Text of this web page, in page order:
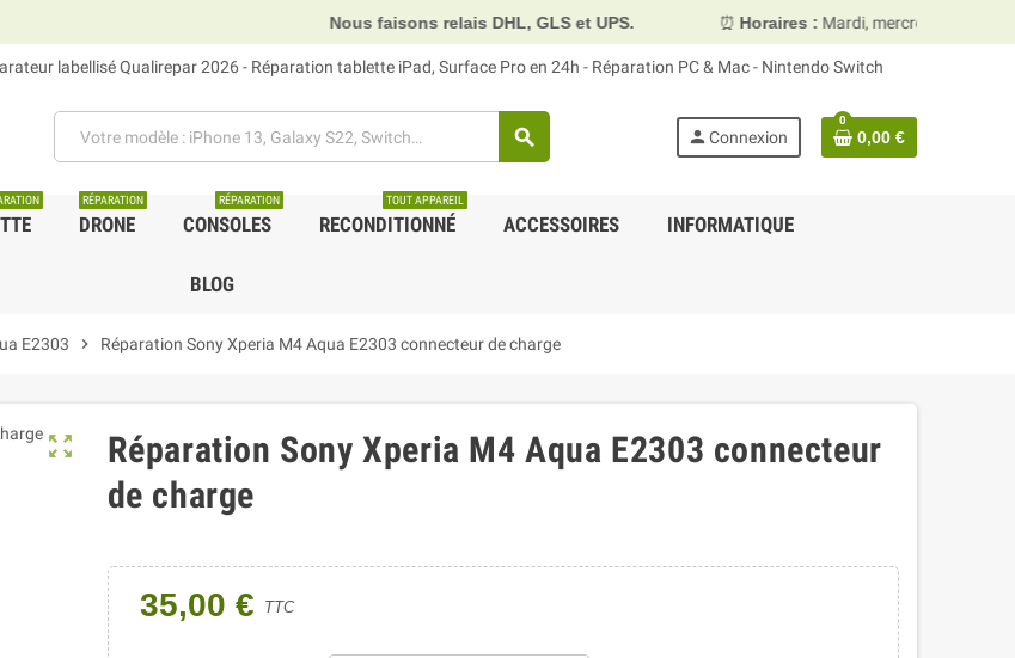
Nous faisons relais DHL, GLS et UPS. ⏰Horaires : Mardi, mercredi et vendredi 10h00–13h30
labellisé Qualirepar 2026 - Réparation tablette iPad, Surface Pro en 24h - Réparation PC & Mac - Nintendo Switch
search person Connexion
0
0,00 €
DRONE
RÉPARATION
CONSOLES
RÉPARATION
RECONDITIONNÉ
TOUT APPAREIL
ACCESSOIRES INFORMATIQUE
BLOG
E2303 chevron_right Réparation Sony Xperia M4 Aqua E2303 connecteur de charge
zoom_out_map
Réparation Sony Xperia M4 Aqua E2303 connecteur
de charge
35,00 € TTC